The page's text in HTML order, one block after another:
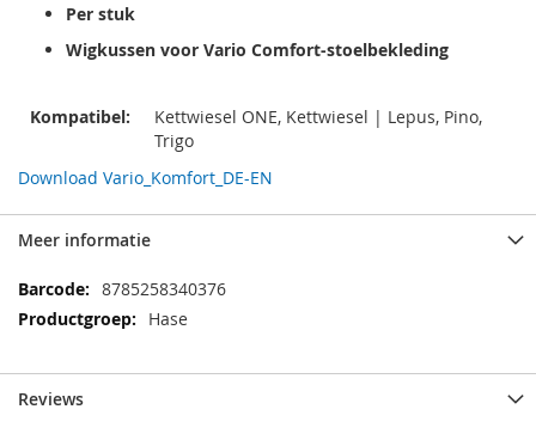
Per stuk
Wigkussen voor Vario Comfort-stoelbekleding
Kompatibel:
Kettwiesel ONE, Kettwiesel | Lepus, Pino,
Trigo
Download Vario_Komfort_DE-EN
Meer informatie
Meer
informatie
8785258340376
Hase
Reviews